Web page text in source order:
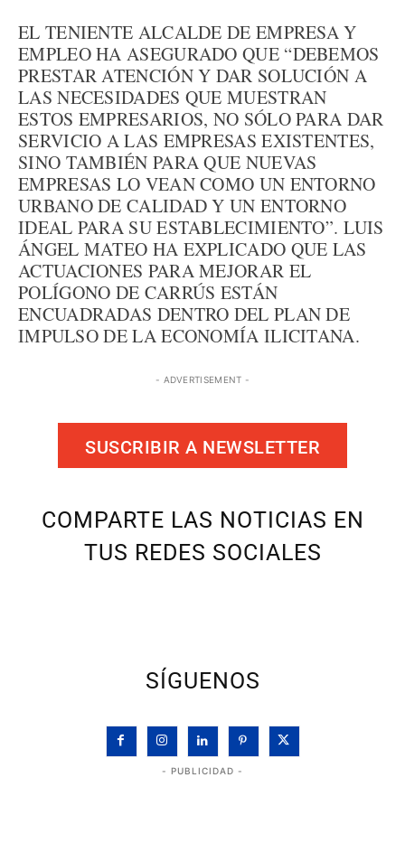
EL TENIENTE ALCALDE DE EMPRESA Y
EMPLEO HA ASEGURADO QUE “DEBEMOS
PRESTAR ATENCIÓN Y DAR SOLUCIÓN A
LAS NECESIDADES QUE MUESTRAN
ESTOS EMPRESARIOS, NO SÓLO PARA DAR
SERVICIO A LAS EMPRESAS EXISTENTES,
SINO TAMBIÉN PARA QUE NUEVAS
EMPRESAS LO VEAN COMO UN ENTORNO
URBANO DE CALIDAD Y UN ENTORNO
IDEAL PARA SU ESTABLECIMIENTO”. LUIS
ÁNGEL MATEO HA EXPLICADO QUE LAS
ACTUACIONES PARA MEJORAR EL
POLÍGONO DE CARRÚS ESTÁN
ENCUADRADAS DENTRO DEL PLAN DE
IMPULSO DE LA ECONOMÍA ILICITANA.
- ADVERTISEMENT -
SUSCRIBIR A NEWSLETTER
COMPARTE LAS NOTICIAS EN
TUS REDES SOCIALES
SÍGUENOS
- PUBLICIDAD -